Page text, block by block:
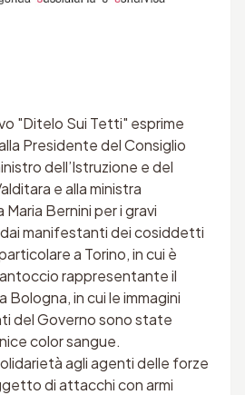
"Ditelo Sui Tetti" esprime
Presidente del Consiglio
dell’Istruzione e del
e alla ministra
Maria Bernini per i gravi
manifestanti dei cosiddetti
a Torino, in cui è
rappresentante il
Bologna, in cui le immagini
del Governo sono state
color sangue.
agli agenti delle forze
di attacchi con armi